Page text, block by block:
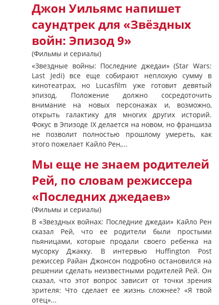
Джон Уильямс напишет
саундтрек для «Звёздных
войн: Эпизод 9»
(Фильмы и сериалы)
«Звездные войны: Последние джедаи» (Star Wars:
Last Jedi) все еще собирают неплохую сумму в
кинотеатрах, но Lucasfilm уже готовит девятый
эпизод. Положение должно сосредоточить
внимание на новых персонажах и, возможно,
открыть галактику для многих других историй.
Фокус в Эпизоде ​​IX делается на новом, но франшиза
не позволит полностью прошлому умереть, как
этого пожелает Кайло Рен,...
Мы еще не знаем родителей
Рей, по словам режиссера
«Последних джедаев»
(Фильмы и сериалы)
В «Звездных войнах: Последние джедаи» Кайло Рен
сказал Рей, что ее родители были простыми
пьяницами, которые продали своего ребенка на
мусорку Джакку. В интервью Huffington Post
режиссер Райан Джонсон подробно остановился на
решении сделать неизвестными родителей Рей. Он
сказал, что этот вопрос зависит от точки зрения
зрителя: Что сделает ее жизнь сложнее? «Я твой
отец»...